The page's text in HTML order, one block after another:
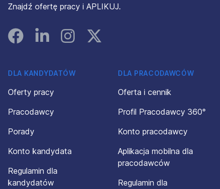
Znajdź ofertę pracy i APLIKUJ.
FacebookLinked InInstagramInstagram
DLA KANDYDATÓW
Oferty pracy
Pracodawcy
Porady
Konto kandydata
Regulamin dla
kandydatów
DLA PRACODAWCÓW
Oferta i cennik
Profil Pracodawcy 360°
Konto pracodawcy
Aplikacja mobilna dla
pracodawców
Regulamin dla